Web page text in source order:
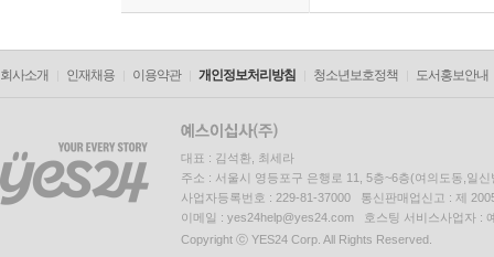
회사소개 인재채용 이용약관 개인정보처리방침 청소년보호정책 도서홍보안내
대표 : 김석환, 최세라
주소 : 서울시 영등포구 은행로 11, 5층~6층(여의도동,일신
사업자등록번호 : 229-81-37000 통신판매업신고 : 제
이메일 : yes24help@yes24.com 호스팅 서비스사업자 :
Copyright ⓒ YES24 Corp. All Rights Reserved.